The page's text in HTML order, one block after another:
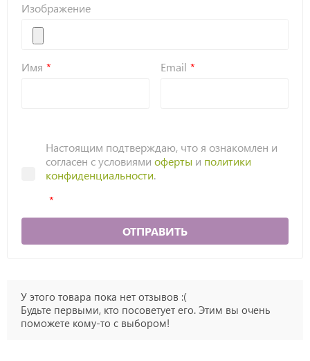
Изображение
Имя Email
Настоящим подтверждаю, что я ознакомлен и
согласен с условиями оферты и политики
конфиденциальности.
ОТПРАВИТЬ
У этого товара пока нет отзывов :(
Будьте первыми, кто посоветует его. Этим вы очень
поможете кому-то с выбором!